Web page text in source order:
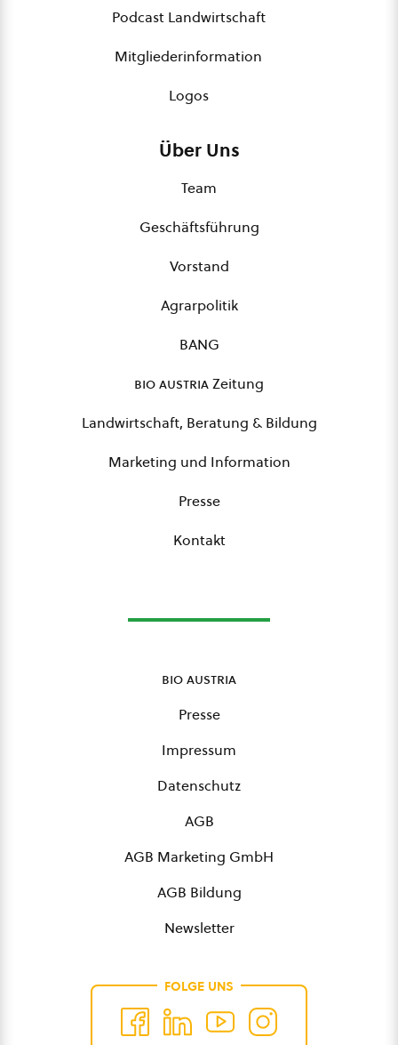
Podcast Landwirtschaft
Mitgliederinformation
Logos
Über Uns
Team
Geschäftsführung
Vorstand
Agrarpolitik
BANG
bio austriaZeitung
Landwirtschaft, Beratung & Bildung
Marketing und Information
Presse
Kontakt
bio austria
Presse
Impressum
Datenschutz
AGB
AGB Marketing GmbH
AGB Bildung
Newsletter
FOLGE UNS